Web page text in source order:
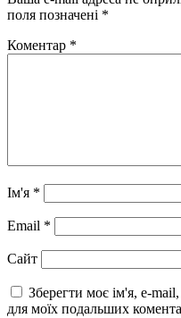
поля позначені *
Коментар *
Ім'я *
Email *
Сайт
Зберегти моє ім'я, e-
для моїх подальших